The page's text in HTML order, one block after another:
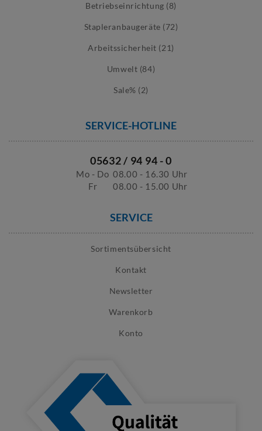
Betriebseinrichtung (8)
Stapleranbaugeräte (72)
Arbeitssicherheit (21)
Umwelt (84)
Sale% (2)
SERVICE-HOTLINE
05632 / 94 94 - 0
Mo - Do 08.00 - 16.30 Uhr
Fr
08.00 - 15.00 Uhr
SERVICE
Sortimentsübersicht
Kontakt
Newsletter
Warenkorb
Konto